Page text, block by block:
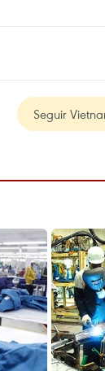
Seguir